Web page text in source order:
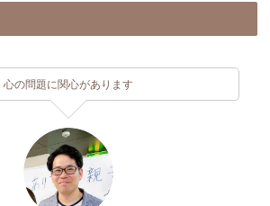
心の問題に関心があります